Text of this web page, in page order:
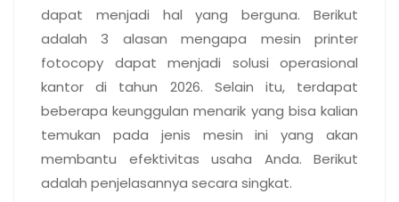
dapat menjadi hal yang berguna. Berikut
adalah 3 alasan mengapa mesin printer
fotocopy dapat menjadi solusi operasional
kantor di tahun 2026. Selain itu, terdapat
beberapa keunggulan menarik yang bisa kalian
temukan pada jenis mesin ini yang akan
membantu efektivitas usaha Anda. Berikut
adalah penjelasannya secara singkat.